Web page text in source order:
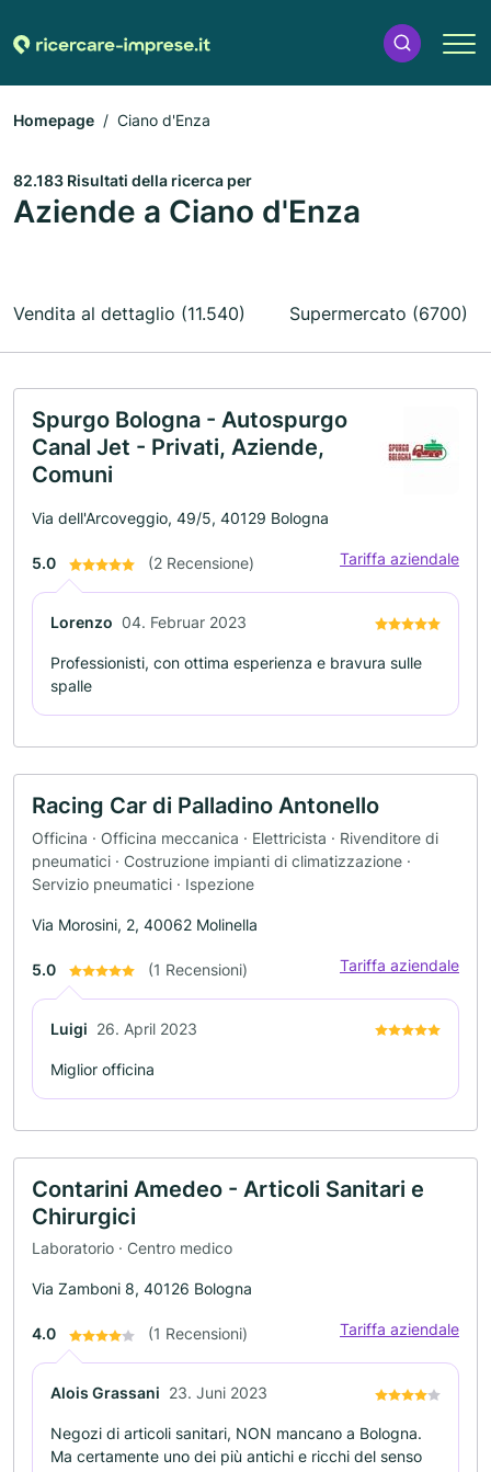
Homepage Ciano d'Enza
82.183 Risultati della ricerca per
Aziende a Ciano d'Enza
Vendita al dettaglio (11.540) Supermercato (6700)
Spurgo Bologna - Autospurgo
Canal Jet - Privati, Aziende,
Comuni
Via dell'Arcoveggio, 49/5, 40129 Bologna
5.0 (2 Recensione) Tariffa aziendale
Lorenzo 04. Februar 2023
Professionisti, con ottima esperienza e bravura sulle
spalle
Racing Car di Palladino Antonello
Officina · Officina meccanica · Elettricista · Rivenditore di
pneumatici · Costruzione impianti di climatizzazione ·
Servizio pneumatici · Ispezione
Via Morosini, 2, 40062 Molinella
5.0 (1 Recensioni) Tariffa aziendale
Luigi 26. April 2023
Miglior officina
Contarini Amedeo - Articoli Sanitari e
Chirurgici
Laboratorio · Centro medico
Via Zamboni 8, 40126 Bologna
4.0 (1 Recensioni) Tariffa aziendale
Alois Grassani 23. Juni 2023
Negozi di articoli sanitari, NON mancano a Bologna.
Ma certamente uno dei più antichi e ricchi del senso